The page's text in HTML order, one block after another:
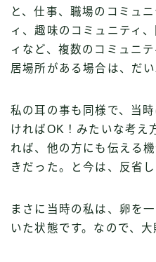
と、仕事、職場のコミュ
ィ、趣味のコミュニティ
ィなど、複数のコミュニ
居場所がある場合は、だ
私の耳の事も同様で、当
ければOK！みたいな考え
れば、他の方にも伝える
きだった。と今は、反省し
まさに当時の私は、卵を
いた状態です。なので、